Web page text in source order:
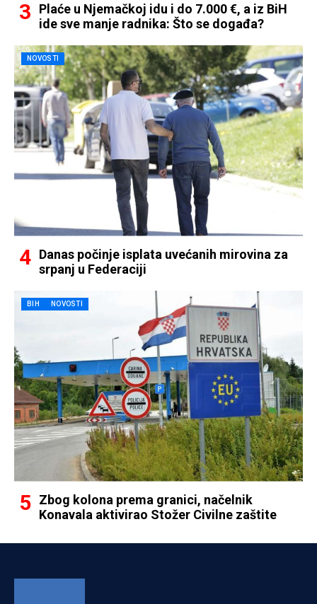
Plaće u Njemačkoj idu i do 7.000 €, a iz BiH
ide sve manje radnika: Što se događa?
NOVOSTI
Danas počinje isplata uvećanih mirovina za
srpanj u Federaciji
BIH NOVOSTI
Zbog kolona prema granici, načelnik
Konavala aktivirao Stožer Civilne zaštite